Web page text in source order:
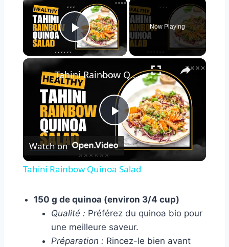
Play Video
Now Playing
×
Play
Video
Tahini Rainbow Quinoa Salad
Watch on
Tahini Rainbow Quinoa Salad
150 g de quinoa (environ 3/4 cup)
Qualité : Préférez du quinoa bio pour
une meilleure saveur.
Préparation : Rincez-le bien avant